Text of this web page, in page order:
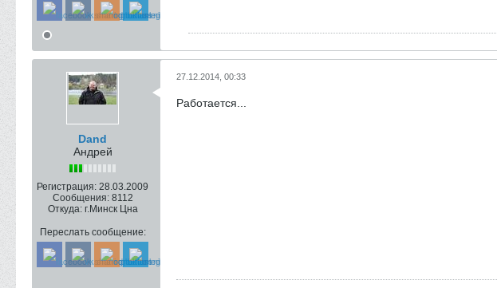
Dand
Андрей
Регистрация: 28.03.2009
Сообщения: 8112
Откуда: г.Минск Цна
Переслать сообщение:
27.12.2014, 00:33
Работается...